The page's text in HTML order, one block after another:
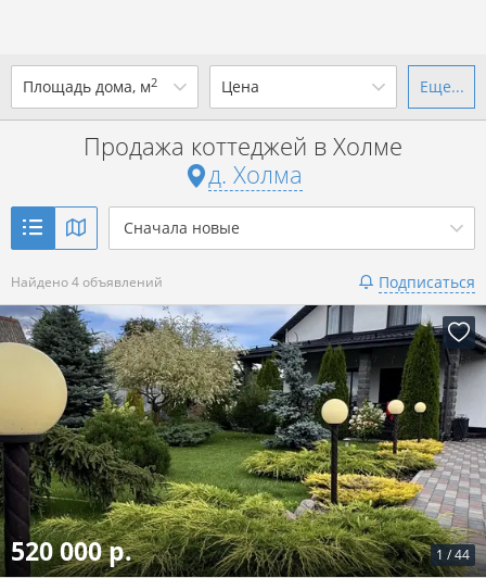
Площадь дома, м2
до
Показать 4 объявления
Цена
от до
р. за всё
Показать 4 объявления
Еще...
Продажа коттеджей в Холме
д. Холма
Сначала новые
Найдено 4 объявлений Подписаться
1 /44
520 000 р.
Ваш город -д. Холма?
Выбрать город